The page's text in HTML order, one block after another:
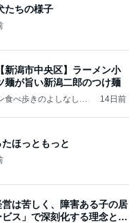
たちの様子
新潟市中央区】ラーメン小
麺が旨い新潟二郎のつけ麺
べ歩きのよしなしご
14日前
ほっともっと
は苦しく、障害ある子の居
ス」で深刻化する理念と現